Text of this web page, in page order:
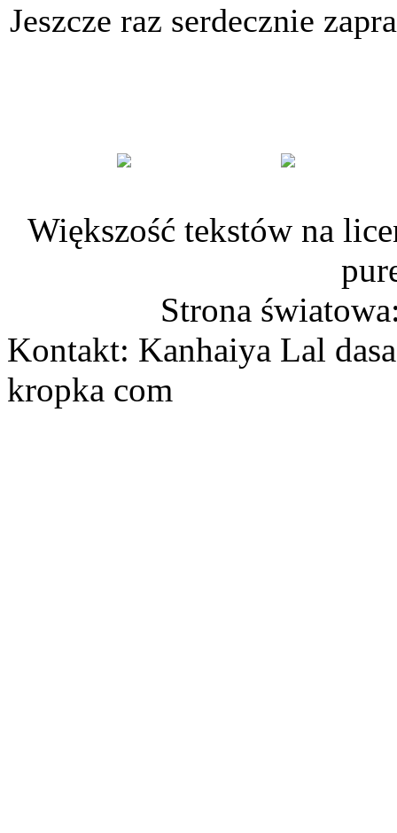
Jeszcze raz serdecznie
Większość tekstów na
Strona
Kontakt: Kanhaiya Lal
kropka com